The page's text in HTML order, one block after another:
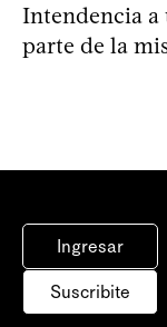
Intendencia a
parte de la
Ingresar
Suscribite